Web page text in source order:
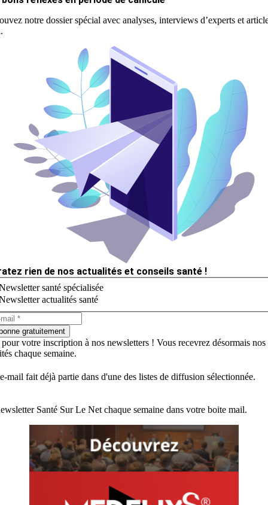
notre dossier spécial avec analyses, interviews d’experts et
rien de nos actualités et conseils santé !
santé spécialisée
actualités santé
gratuitement
votre inscription à nos newsletters ! Vous recevrez désormais nos
chaque semaine.
mail fait déjà partie dans d'une des listes de diffusion sélectionnée.
Santé Sur Le Net chaque semaine dans votre boite mail.